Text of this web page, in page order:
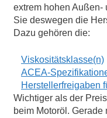
extrem hohen Außen-
Sie deswegen die
Dazu gehören die:
Viskositätsklasse(n)
ACEA-
Herstellerfreigaben
Wichtiger als der
beim Motoröl.